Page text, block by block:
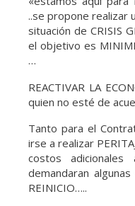
..se propone realizar
situación de CRISIS
el objetivo es
…
REACTIVAR LA
quien no esté de
Tanto para el
irse a realizar
costos
demandaran
REINICIO…..